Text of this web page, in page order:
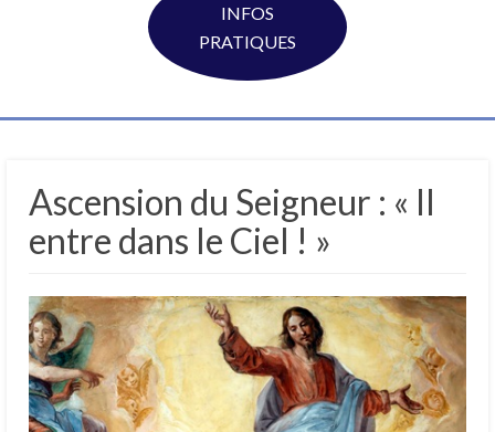
INFOS
PRATIQUES
Ascension du Seigneur : « Il
entre dans le Ciel ! »